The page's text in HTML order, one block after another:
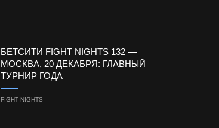
FIGHT NIGHTS
БЕТСИТИ FIGHT NIGHTS 132 —
МОСКВА, 20 ДЕКАБРЯ: ГЛАВНЫЙ
ТУРНИР ГОДА